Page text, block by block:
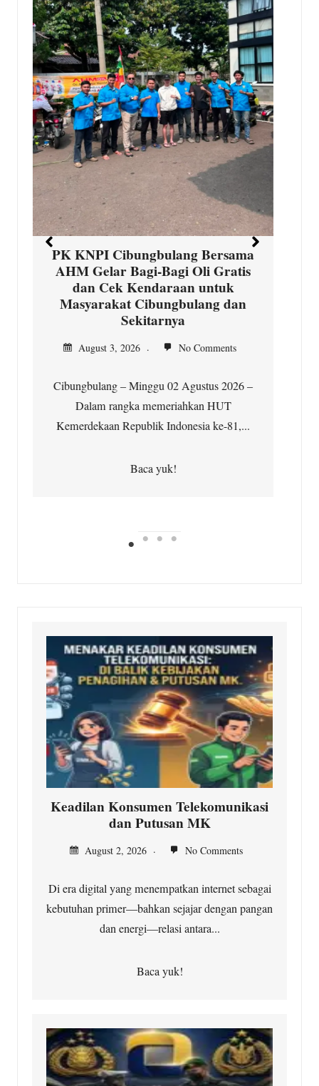
PK KNPI Cibungbulang Bersama
AHM Gelar Bagi-Bagi Oli Gratis
dan Cek Kendaraan untuk
Masyarakat Cibungbulang dan
Sekitarnya
August 3, 2026 No Comments
Cibungbulang – Minggu 02 Agustus 2026 –
Dalam rangka memeriahkan HUT
Kemerdekaan Republik Indonesia ke-81,...
Baca yuk!
Keadilan Konsumen Telekomunikasi
dan Putusan MK
August 2, 2026 No Comments
Di era digital yang menempatkan internet sebagai
kebutuhan primer—bahkan sejajar dengan pangan
dan energi—relasi antara...
Baca yuk!